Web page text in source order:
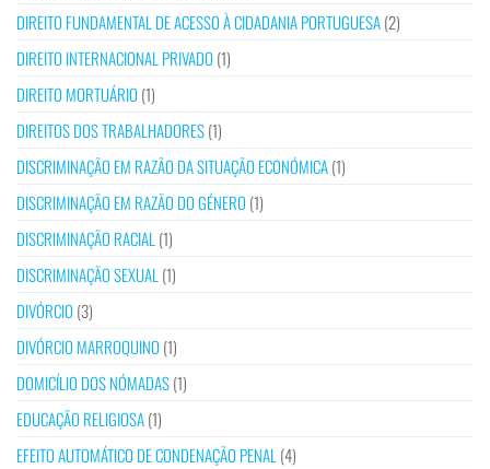
DIREITO FUNDAMENTAL DE ACESSO À CIDADANIA PORTUGUESA(2)
DIREITO INTERNACIONAL PRIVADO (1)
DIREITO MORTUÁRIO (1)
DIREITOS DOS TRABALHADORES(1)
DISCRIMINAÇÃO EM RAZÃO DA SITUAÇÃO ECONÓMICA(1)
DISCRIMINAÇÃO EM RAZÃO DO GÉNERO (1)
DISCRIMINAÇÃO RACIAL (1)
DISCRIMINAÇÃO SEXUAL (1)
DIVÓRCIO (3)
DIVÓRCIO MARROQUINO (1)
DOMICÍLIO DOS NÓMADAS(1)
EDUCAÇÃO RELIGIOSA(1)
EFEITO AUTOMÁTICO DE CONDENAÇÃO PENAL (4)